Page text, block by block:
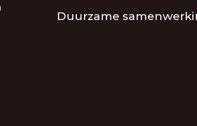
Duurzame